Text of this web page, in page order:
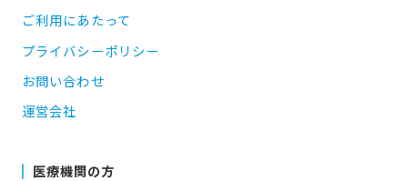
ご利用にあたって
プライバシーポリシー
お問い合わせ
運営会社
医療機関の方